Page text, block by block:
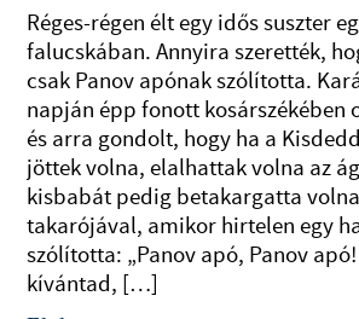
Réges-régen élt egy idős suszter
falucskában. Annyira szerették,
csak Panov apónak szólította.
napján épp fonott kosárszékében
és arra gondolt, hogy ha a
jöttek volna, elalhattak volna az
kisbabát pedig betakargatta
takarójával, amikor hirtelen egy
szólította: „Panov apó, Panov
kívántad, […]